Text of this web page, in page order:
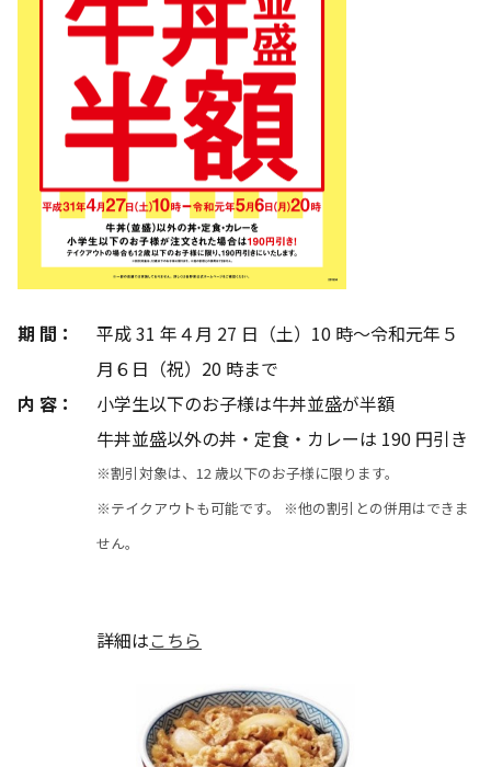
期 間：
平成 31 年４月 27 日（土）10 時～令和元年５
月６日（祝）20 時まで
内 容：
小学生以下のお子様は牛丼並盛が半額
牛丼並盛以外の丼・定食・カレーは 190 円引き
※割引対象は、12 歳以下のお子様に限ります。
※テイクアウトも可能です。 ※他の割引との併用はできま
せん。
詳細はこちら